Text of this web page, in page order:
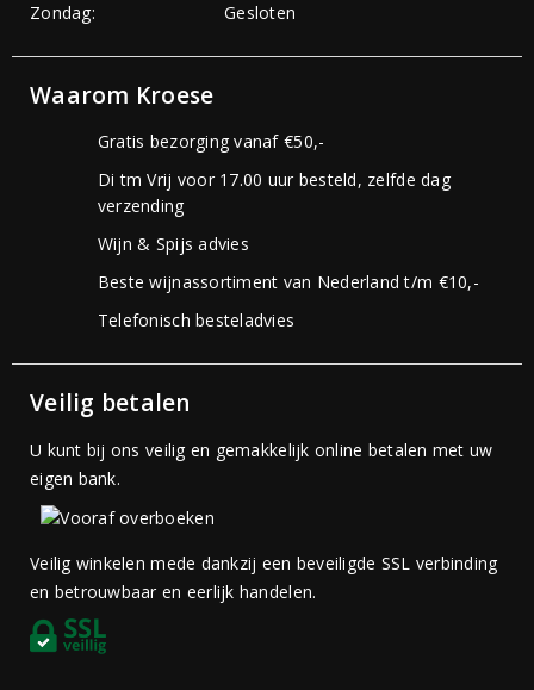
Zondag:
Gesloten
Waarom Kroese
Gratis bezorging vanaf €50,-
Di tm Vrij voor 17.00 uur besteld, zelfde dag
verzending
Wijn & Spijs advies
Beste wijnassortiment van Nederland t/m €10,-
Telefonisch besteladvies
Veilig betalen
U kunt bij ons veilig en gemakkelijk online betalen met uw
eigen bank.
Veilig winkelen mede dankzij een beveiligde SSL verbinding
en betrouwbaar en eerlijk handelen.